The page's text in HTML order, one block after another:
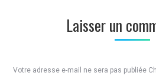
Laisser un
Votre adresse e-mail ne sera pas publiée